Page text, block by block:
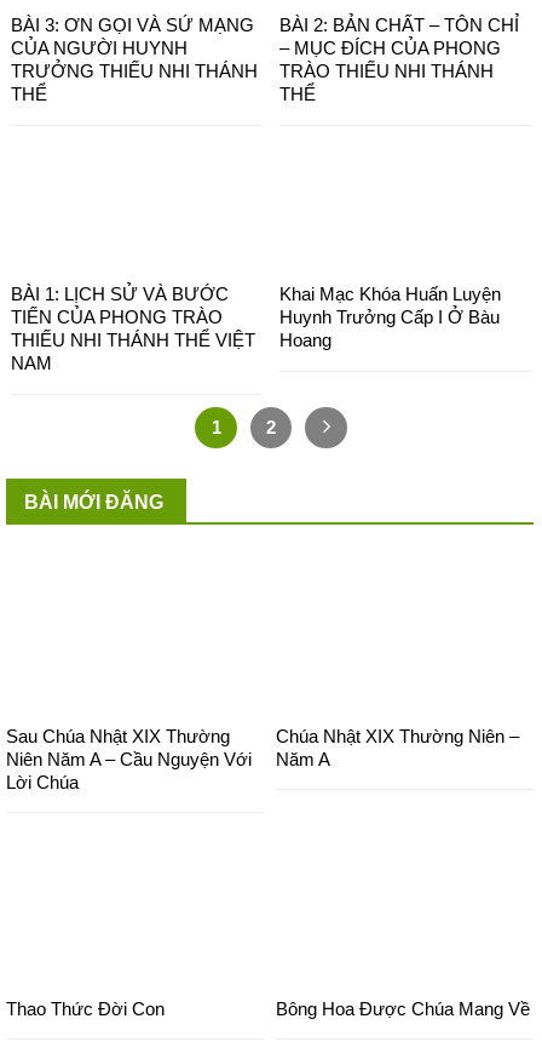
BÀI 3: ƠN GỌI VÀ SỨ MẠNG
CỦA NGƯỜI HUYNH
TRƯỞNG THIẾU NHI THÁNH
THỂ
BÀI 2: BẢN CHẤT – TÔN CHỈ
– MỤC ĐÍCH CỦA PHONG
TRÀO THIẾU NHI THÁNH
THỂ
BÀI 1: LỊCH SỬ VÀ BƯỚC
TIẾN CỦA PHONG TRÀO
THIẾU NHI THÁNH THỂ VIỆT
NAM
Khai Mạc Khóa Huấn Luyện
Huynh Trưởng Cấp I Ở Bàu
Hoang
1 2
BÀI MỚI ĐĂNG
Sau Chúa Nhật XIX Thường
Niên Năm A – Cầu Nguyện Với
Lời Chúa
Chúa Nhật XIX Thường Niên –
Năm A
Thao Thức Đời Con Bông Hoa Được Chúa Mang Về